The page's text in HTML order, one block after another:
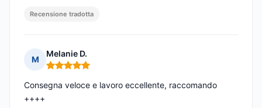
Recensione tradotta
M
Melanie D.
Nota: 5 su 5
Consegna veloce e lavoro eccellente, raccomando
++++